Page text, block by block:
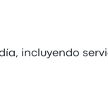
incluyendo